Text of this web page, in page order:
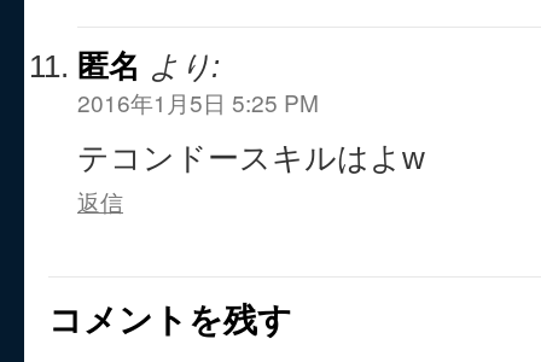
匿名 より:
2016年1月5日 5:25 PM
テコンドースキルはよw
返信
コメントを残す